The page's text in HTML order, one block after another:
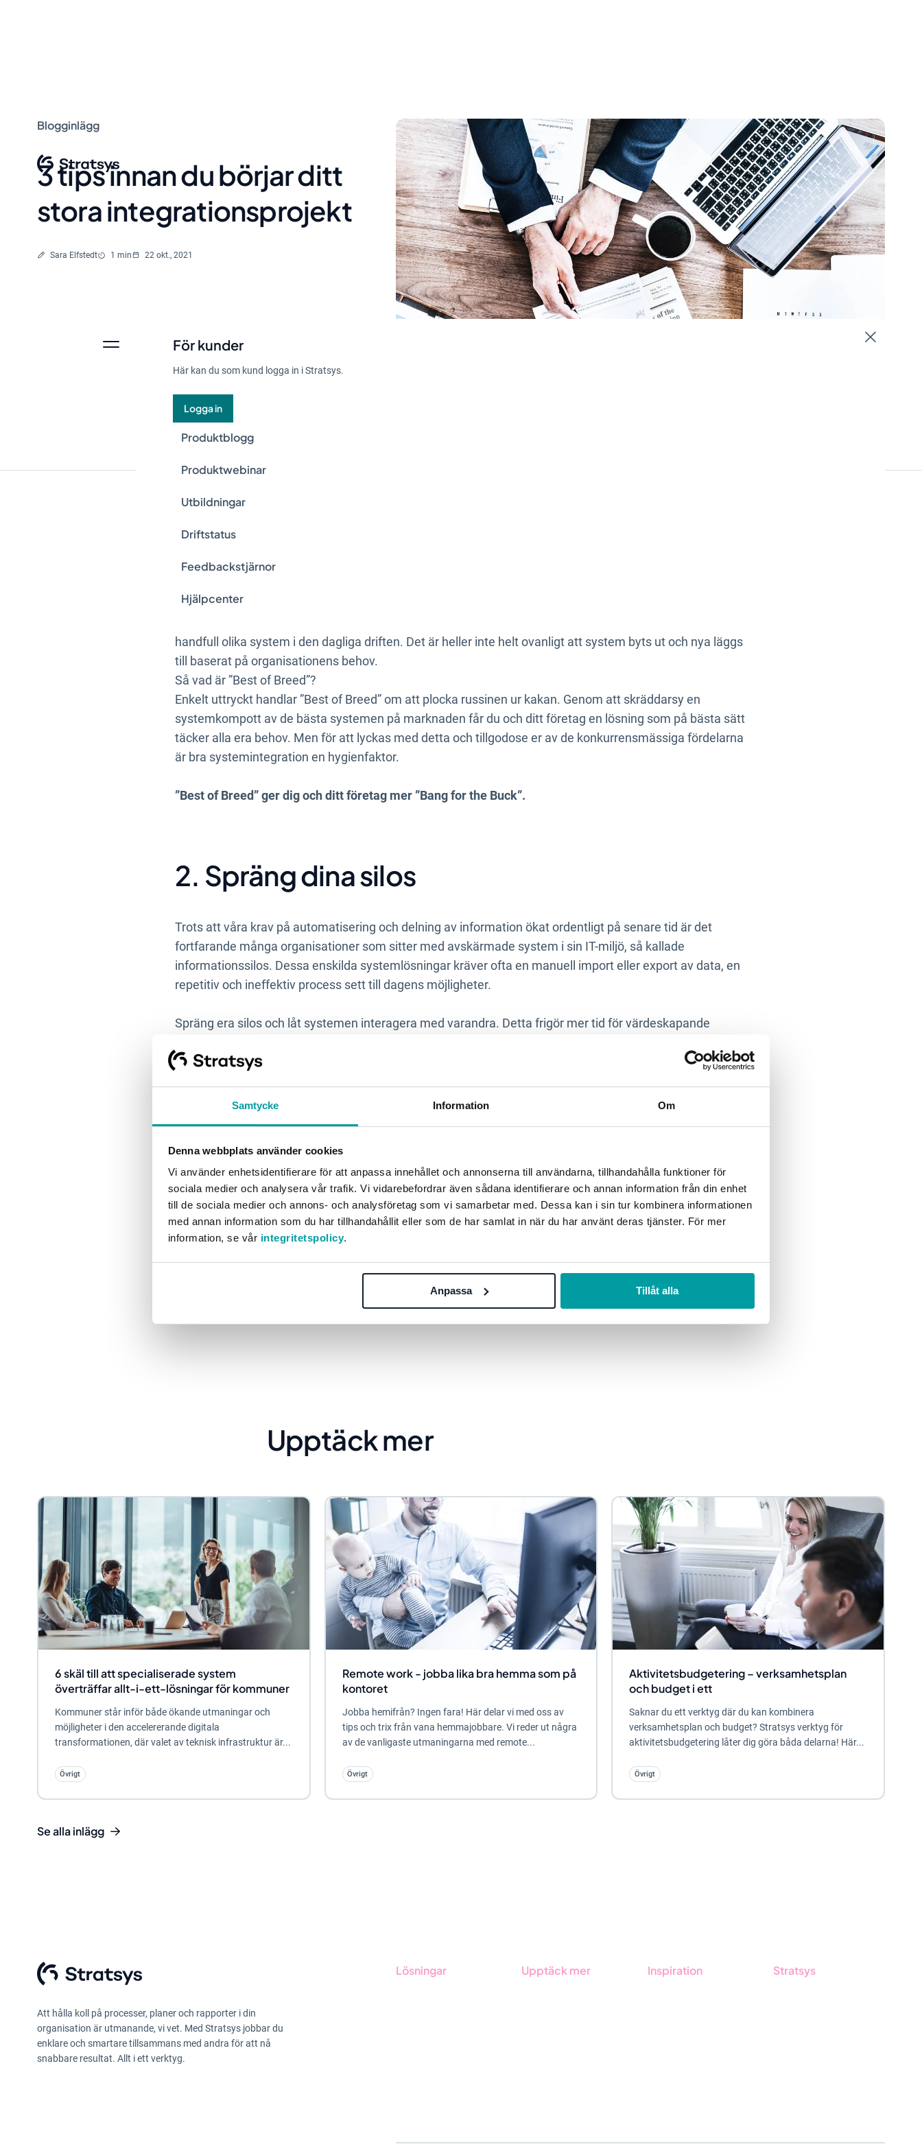
Samtycke Information Om
Denna webbplats använder cookies
Vi använder enhetsidentifierare för att anpassa innehållet och annonserna till användarna, tillhandahålla funktioner för
sociala medier och analysera vår trafik. Vi vidarebefordrar även sådana identifierare och annan information från din enhet
till de sociala medier och annons- och analysföretag som vi samarbetar med. Dessa kan i sin tur kombinera informationen
med annan information som du har tillhandahållit eller som de har samlat in när du har använt deras tjänster. För mer
information, se vår integritetspolicy.
Anpassa Tillåt alla
För kunder
Här kan du som kund logga in i Stratsys.
Logga in
Produktblogg
Produktwebinar
Utbildningar
Driftstatus
Feedbackstjärnor
Hjälpcenter
Blogginlägg
3 tips innan du börjar ditt
stora integrationsprojekt
Skriven av
Sara Elfstedt Lästid
1 min 22 okt., 2021
1. Tänk ”Best of Breed”
svårt att hitta ett specifikt system som täcker alla krav och behov som du och din organisation har. Av
handfull olika system i den dagliga driften. Det är heller inte helt ovanligt att system byts ut och nya läggs
till baserat på organisationens behov.
Så vad är ”Best of Breed”?
Enkelt uttryckt handlar ”Best of Breed” om att plocka russinen ur kakan. Genom att skräddarsy en
systemkompott av de bästa systemen på marknaden får du och ditt företag en lösning som på bästa sätt
täcker alla era behov. Men för att lyckas med detta och tillgodose er av de konkurrensmässiga fördelarna
är bra systemintegration en hygienfaktor.
”Best of Breed” ger dig och ditt företag mer ”Bang for the Buck”.
2. Spräng dina silos
Trots att våra krav på automatisering och delning av information ökat ordentligt på senare tid är det
fortfarande många organisationer som sitter med avskärmade system i sin IT-miljö, så kallade
informationssilos. Dessa enskilda systemlösningar kräver ofta en manuell import eller export av data, en
repetitiv och ineffektiv process sett till dagens möjligheter.
Spräng era silos och låt systemen interagera med varandra. Detta frigör mer tid för värdeskapande
minskade ledtider, lägre kostnader och med största sannolikhet nöjdare medarbetare – alla
3. Sharing is caring
System som inte delar information med varandra är en kritisk riskfaktor. När antalet digitala system i en
organisation växer väntar allt annat än guld och gröna skogar – ju fler kockar desto sämre soppa – ofta
tvingas användare att mata in samma information flera gånger i flera separat system.
att slutföra en enkel uppgift. Därför är det viktigt att alla era olika system kommunicerar med varandra.
Upptäck mer
6 skäl till att specialiserade system
överträffar allt-i-ett-lösningar för kommuner
Kommuner står inför både ökande utmaningar och
möjligheter i den accelererande digitala
transformationen, där valet av teknisk infrastruktur är...
Övrigt
Remote work - jobba lika bra hemma som på
kontoret
Jobba hemifrån? Ingen fara! Här delar vi med oss av
tips och trix från vana hemmajobbare. Vi reder ut några
av de vanligaste utmaningarna med remote...
Övrigt
Aktivitetsbudgetering – verksamhetsplan
och budget i ett
Saknar du ett verktyg där du kan kombinera
verksamhetsplan och budget? Stratsys verktyg för
aktivitetsbudgetering låter dig göra båda delarna! Här...
Övrigt
Se alla inlägg
Att hålla koll på processer, planer och rapporter i din
organisation är utmanande, vi vet. Med Stratsys jobbar du
enklare och smartare tillsammans med andra för att nå
snabbare resultat. Allt i ett verktyg.
Lösningar Upptäck mer Inspiration Stratsys